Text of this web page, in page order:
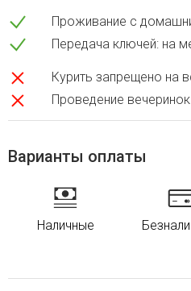
Проживание с
Передача ключей: на
Курить запрещено на
Проведение
Варианты оплаты
Наличные